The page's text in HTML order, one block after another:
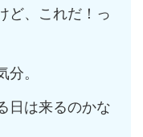
ど、これだ！っ
。
日は来るのかな